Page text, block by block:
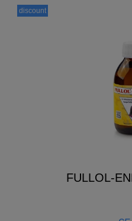
FULLOL-
discount